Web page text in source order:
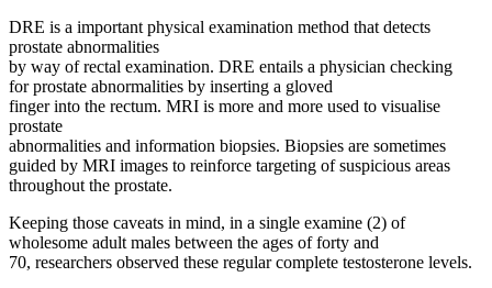
DRE is a important physical examination method that detects
prostate abnormalities
by way of rectal examination. DRE entails a physician checking
for prostate abnormalities by inserting a gloved
finger into the rectum. MRI is more and more used to visualise
prostate
abnormalities and information biopsies. Biopsies are sometimes
guided by MRI images to reinforce targeting of suspicious areas
throughout the prostate.
Keeping those caveats in mind, in a single examine (2) of
wholesome adult males between the ages of forty and
70, researchers observed these regular complete testosterone levels.